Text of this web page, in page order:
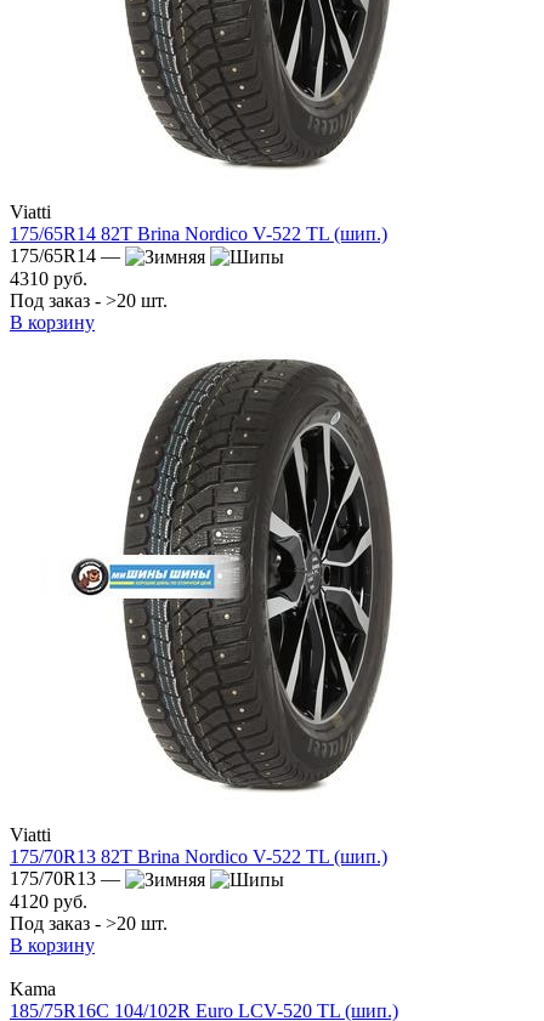
Viatti
175/65R14 82T Brina Nordico V-522 TL (шип.)
175/65R14 —
4310 руб.
Под заказ - >20 шт.
В корзину
Viatti
175/70R13 82T Brina Nordico V-522 TL (шип.)
175/70R13 —
4120 руб.
Под заказ - >20 шт.
В корзину
Kama
185/75R16C 104/102R Euro LCV-520 TL (шип.)